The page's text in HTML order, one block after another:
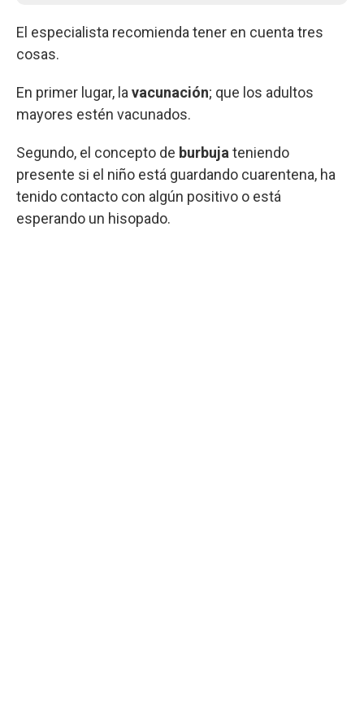
El especialista recomienda tener en cuenta tres
cosas.
En primer lugar, la vacunación; que los adultos
mayores estén vacunados.
Segundo, el concepto de burbuja teniendo
presente si el niño está guardando cuarentena, ha
tenido contacto con algún positivo o está
esperando un hisopado.